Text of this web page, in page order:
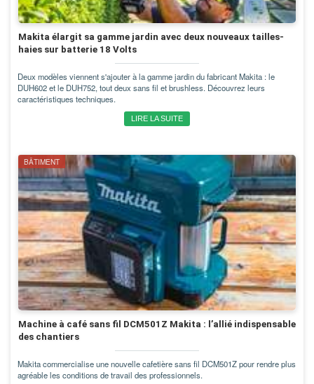
Makita élargit sa gamme jardin avec deux nouveaux tailles-
haies sur batterie 18 Volts
Deux modèles viennent s'ajouter à la gamme jardin du fabricant Makita : le
DUH602 et le DUH752, tout deux sans fil et brushless. Découvrez leurs
caractéristiques techniques.
LIRE LA SUITE
BÂTIMENT
Machine à café sans fil DCM501Z Makita : l’allié indispensable
des chantiers
Makita commercialise une nouvelle cafetière sans fil DCM501Z pour rendre plus
agréable les conditions de travail des professionnels.